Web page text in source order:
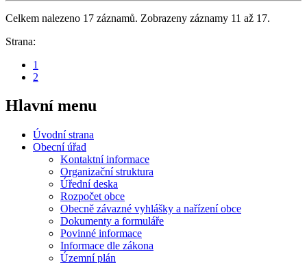
Celkem nalezeno 17 záznamů. Zobrazeny záznamy 11 až 17.
Strana:
1
2
Hlavní menu
Úvodní strana
Obecní úřad
Kontaktní informace
Organizační struktura
Úřední deska
Rozpočet obce
Obecně závazné vyhlášky a nařízení obce
Dokumenty a formuláře
Povinné informace
Informace dle zákona
Územní plán